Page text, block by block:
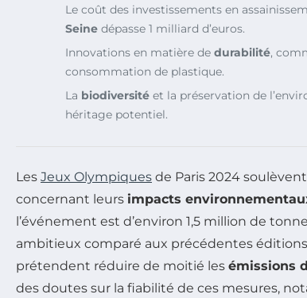
Le coût des investissements en
Seine dépasse 1 milliard d’euros.
Innovations en matière de durabilité,
consommation de plastique.
La biodiversité et la préservation de
héritage potentiel.
Les Jeux Olympiques de Paris 2024
concernant leurs impacts
l’événement est d’environ 1,5 million de
ambitieux comparé aux précédentes
prétendent réduire de moitié les émissions
des doutes sur la fiabilité de ces mesures,